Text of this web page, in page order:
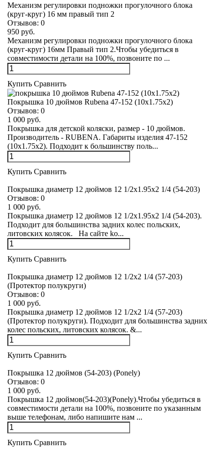
Механизм регулировки подножки прогулочного блока
(круг-круг) 16 мм правый тип 2
Отзывов: 0
950 руб.
Механизм регулировки подножки прогулочного блока
(круг-круг) 16мм Правый тип 2.Чтобы убедиться в
совместимости детали на 100%, позвоните по ...
Купить Сравнить
Покрышка 10 дюймов Rubena 47-152 (10x1.75x2)
Отзывов: 0
1 000 руб.
Покрышка для детской коляски, размер - 10 дюймов.
Производитель - RUBENA. Габариты изделия 47-152
(10x1.75x2). Подходит к большинству поль...
Купить Сравнить
Покрышка диаметр 12 дюймов 12 1/2x1.95х2 1/4 (54-203)
Отзывов: 0
1 000 руб.
Покрышка диаметр 12 дюймов 12 1/2x1.95х2 1/4 (54-203).
Подходит для большинства задних колес польских,
литовских колясок. На сайте ko...
Купить Сравнить
Покрышка диаметр 12 дюймов 12 1/2x2 1/4 (57-203)
(Протектор полукруги)
Отзывов: 0
1 000 руб.
Покрышка диаметр 12 дюймов 12 1/2x2 1/4 (57-203)
(Протектор полукруги). Подходит для большинства задних
колес польских, литовских колясок. &...
Купить Сравнить
Покрышка 12 дюймов (54-203) (Ponely)
Отзывов: 0
1 000 руб.
Покрышка 12 дюймов(54-203)(Ponely).Чтобы убедиться в
совместимости детали на 100%, позвоните по указанным
выше телефонам, либо напишите нам ...
Купить Сравнить